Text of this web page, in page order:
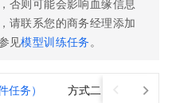
否则可能会影响血缘信息
请联系您的商务经理添加
见模型训练任务。
务） 方式二：执行工作流